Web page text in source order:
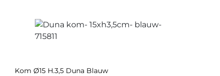
Kom Ø15 H.3,5 Duna Blauw